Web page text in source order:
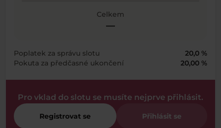
Celkem
—
Poplatek za správu slotu
20,0 %
Pokuta za předčasné ukončení
20,00 %
Pro vklad do slotu se musíte nejprve přihlásit.
Registrovat se Přihlásit se